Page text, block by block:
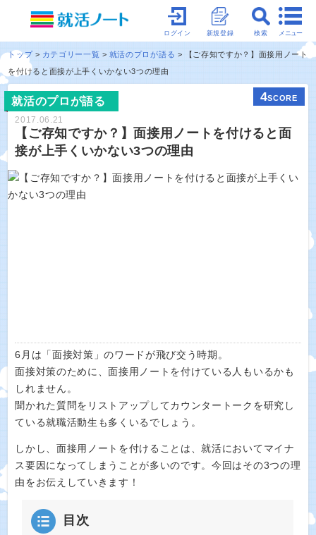
メニュー
検索
新規登録
ログイン
トップ カテゴリー一覧 就活のプロが語る
【ご存知ですか？】面接用ノート
を付けると面接が上手くいかない3つの理由
就活のプロが語る 4SCORE
2017.06.21
【ご存知ですか？】面接用ノートを付けると面
接が上手くいかない3つの理由
6月は「面接対策」のワードが飛び交う時期。
面接対策のために、面接用ノートを付けている人もいるかも
しれません。
聞かれた質問をリストアップしてカウンタートークを研究し
ている就職活動生も多くいるでしょう。
しかし、面接用ノートを付けることは、就活においてマイナ
ス要因になってしまうことが多いのです。今回はその3つの理
由をお伝えしていきます！
目次